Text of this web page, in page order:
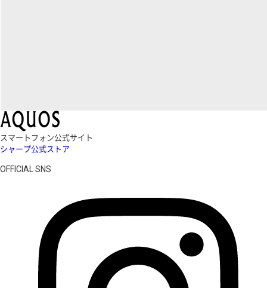
スマートフォン公式サイト
シャープ公式ストア
OFFICIAL SNS